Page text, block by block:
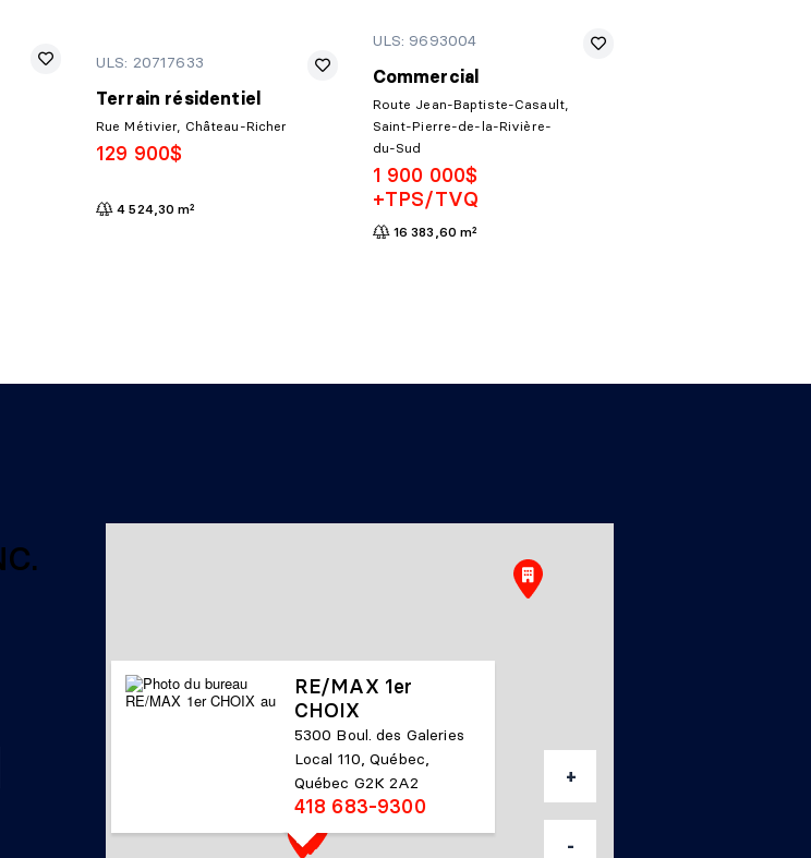
ULS: 20717633
Terrain résidentiel
Rue Métivier, Château-Richer
129 900$
4 524,30 m²
ULS: 9693004
Commercial
Route Jean-Baptiste-Casault,
Saint-Pierre-de-la-Rivière-
du-Sud
1 900 000$
+TPS/TVQ
16 383,60 m²
RE/MAX 1er
CHOIX
5300 Boul. des Galeries
Local 110, Québec,
Québec G2K 2A2
418 683-9300
+
-